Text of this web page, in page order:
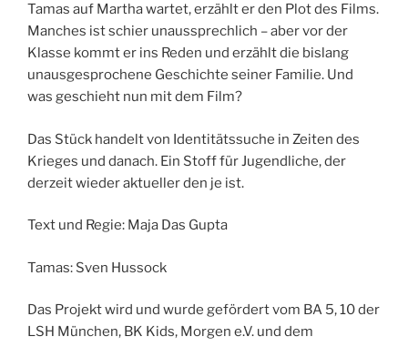
Tamas auf Martha wartet, erzählt er den Plot des Films.
Manches ist schier unaussprechlich – aber vor der
Klasse kommt er ins Reden und erzählt die bislang
unausgesprochene Geschichte seiner Familie. Und
was geschieht nun mit dem Film?
Das Stück handelt von Identitätssuche in Zeiten des
Krieges und danach. Ein Stoff für Jugendliche, der
derzeit wieder aktueller den je ist.
Text und Regie: Maja Das Gupta
Tamas: Sven Hussock
Das Projekt wird und wurde gefördert vom BA 5, 10 der
LSH München, BK Kids, Morgen e.V. und dem